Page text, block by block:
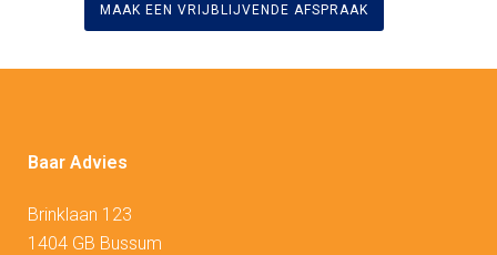
MAAK EEN VRIJBLIJVENDE AFSPRAAK
Baar Advies
Brinklaan 123
1404 GB Bussum